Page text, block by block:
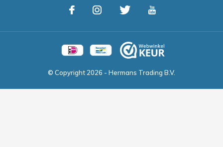
© Copyright 2026 - Hermans Trading B.V.